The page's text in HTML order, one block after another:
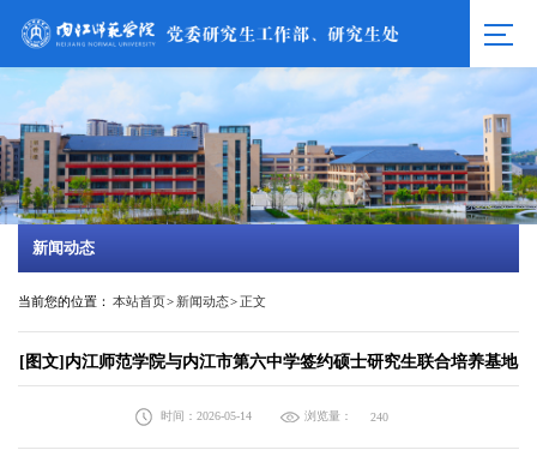
新闻动态
当前您的位置： 本站首页>新闻动态> 正文
[图文]内江师范学院与内江市第六中学签约硕士研究生联合培养基地
时间：2026-05-14 浏览量： 240